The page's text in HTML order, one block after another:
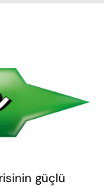
güçlü